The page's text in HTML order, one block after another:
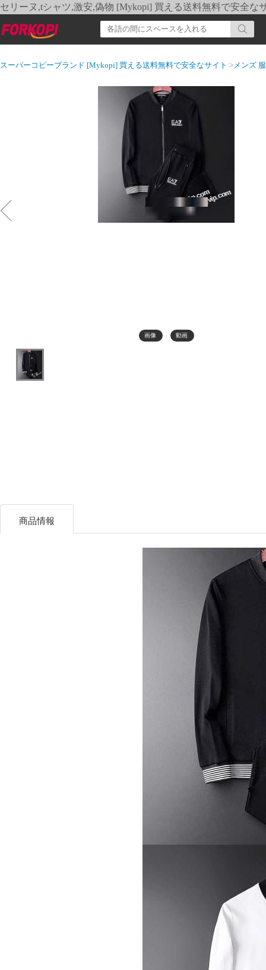
セリーヌ,tシャツ,激安,偽物 [Mykopi] 買える送料無料で安全な
スーパーコピーブランド [Mykopi] 買える送料無料で安全なサイト >メンズ 服
画像 動画
商品情報